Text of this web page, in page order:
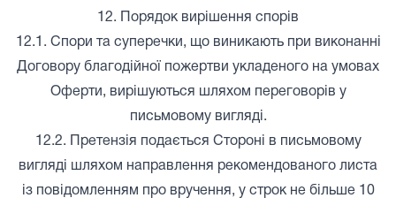
12. Порядок вирішення спорів
12.1. Спори та суперечки, що виникають при виконанні
Договору благодійної пожертви укладеного на умовах
Оферти, вирішуються шляхом переговорів у
письмовому вигляді.
12.2. Претензія подається Стороні в письмовому
вигляді шляхом направлення рекомендованого листа
із повідомленням про вручення, у строк не більше 10